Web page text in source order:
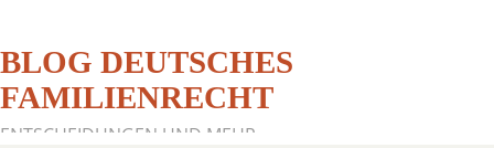
BLOG DEUTSCHES
FAMILIENRECHT
ENTSCHEIDUNGEN UND MEHR